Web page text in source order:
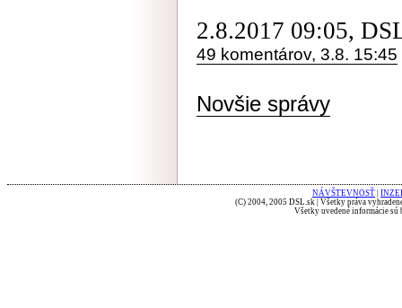
2.8.2017 09:05,
49 komentárov, 3.8. 15:45
Novšie správy
NÁVŠTEVNOSŤ
(C) 2004, 2005 DSL.sk | Všetky práva
Všetky uvedené informácie sú